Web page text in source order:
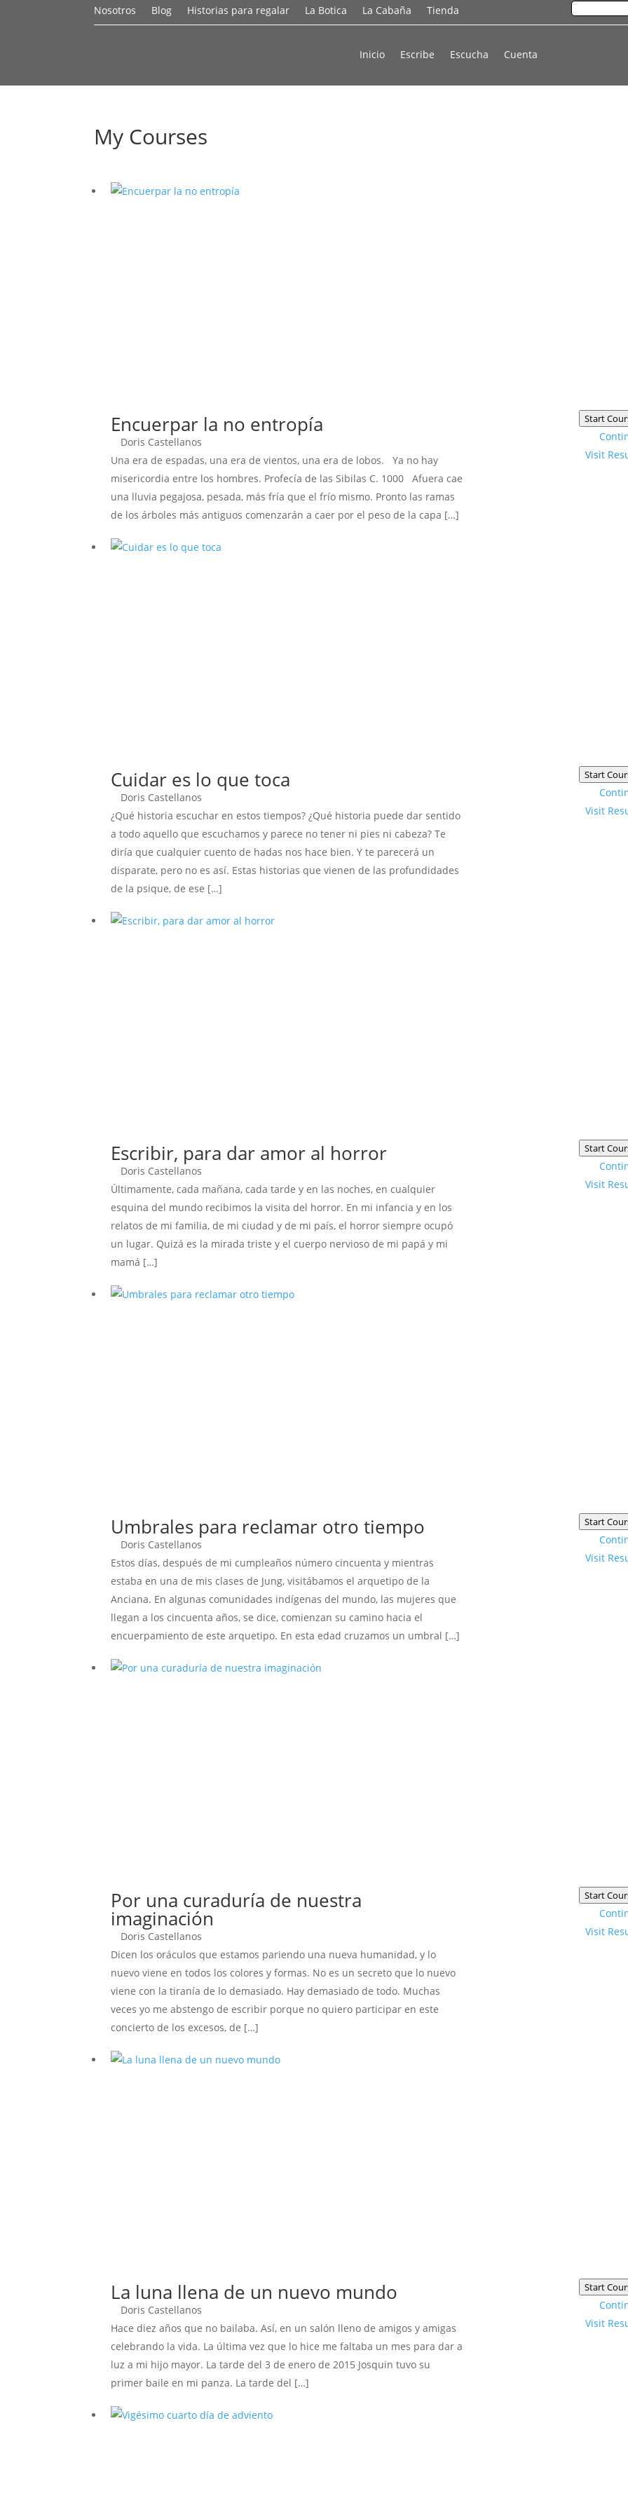
Nosotros Blog Historias para regalar La Botica La Cabaña Tienda
Inicio Escribe Escucha Cuenta
My Courses
Encuerpar la no entropía
Doris Castellanos
Una era de espadas, una era de vientos, una era de lobos. Ya no hay
misericordia entre los hombres. Profecía de las Sibilas C. 1000 Afuera cae
una lluvia pegajosa, pesada, más fría que el frío mismo. Pronto las ramas
de los árboles más antiguos comenzarán a caer por el peso de la capa […]
Start
Visit
Cuidar es lo que toca
Doris Castellanos
¿Qué historia escuchar en estos tiempos? ¿Qué historia puede dar sentido
a todo aquello que escuchamos y parece no tener ni pies ni cabeza? Te
diría que cualquier cuento de hadas nos hace bien. Y te parecerá un
disparate, pero no es así. Estas historias que vienen de las profundidades
de la psique, de ese […]
Start
Visit
Escribir, para dar amor al horror
Doris Castellanos
Últimamente, cada mañana, cada tarde y en las noches, en cualquier
esquina del mundo recibimos la visita del horror. En mi infancia y en los
relatos de mi familia, de mi ciudad y de mi país, el horror siempre ocupó
un lugar. Quizá es la mirada triste y el cuerpo nervioso de mi papá y mi
mamá […]
Start
Visit
Umbrales para reclamar otro tiempo
Doris Castellanos
Estos días, después de mi cumpleaños número cincuenta y mientras
estaba en una de mis clases de Jung, visitábamos el arquetipo de la
Anciana. En algunas comunidades indígenas del mundo, las mujeres que
llegan a los cincuenta años, se dice, comienzan su camino hacia el
encuerpamiento de este arquetipo. En esta edad cruzamos un umbral […]
Start
Visit
Por una curaduría de nuestra
imaginación
Doris Castellanos
Dicen los oráculos que estamos pariendo una nueva humanidad, y lo
nuevo viene en todos los colores y formas. No es un secreto que lo nuevo
viene con la tiranía de lo demasiado. Hay demasiado de todo. Muchas
veces yo me abstengo de escribir porque no quiero participar en este
concierto de los excesos, de […]
Start
Visit
La luna llena de un nuevo mundo
Doris Castellanos
Hace diez años que no bailaba. Así, en un salón lleno de amigos y amigas
celebrando la vida. La última vez que lo hice me faltaba un mes para dar a
luz a mi hijo mayor. La tarde del 3 de enero de 2015 Josquin tuvo su
primer baile en mi panza. La tarde del […]
Start
Visit